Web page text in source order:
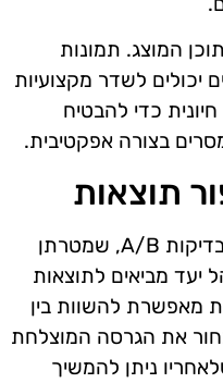
המוצג. תמונות
יכולים לשדר מקצועיות
כדי להבטיח
בצורה אפקטיבית.
השלב הבא בתהליך הוא לבצע בדיקות A/B, שמטרתן
יעד מביאים לתוצאות
מאפשרת להשוות בין
את הגרסה המוצלחת
ניתן להמשיך